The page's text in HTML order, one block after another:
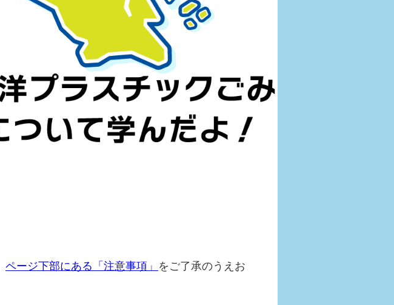
ページ下部にある「注意事項」 をご了承のうえお